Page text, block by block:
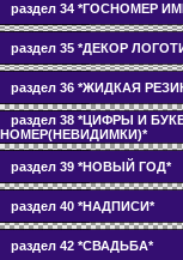
раздел 34 *ГОСНОМЕР
раздел 35 *ДЕКОР
раздел 36 *ЖИДКАЯ
раздел 38 *ЦИФРЫ И
НОМЕР(НЕВИДИМКИ)*
раздел 39 *НОВЫЙ ГОД*
раздел 40 *НАДПИСИ*
раздел 42 *СВАДЬБА*